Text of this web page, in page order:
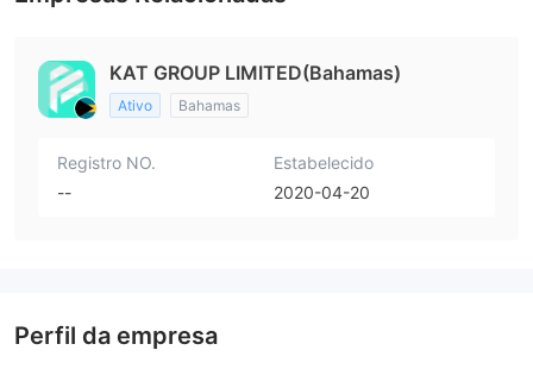
KAT GROUP LIMITED(Bahamas)
Ativo Bahamas
Registro NO.
--
Estabelecido
2020-04-20
Perfil da empresa